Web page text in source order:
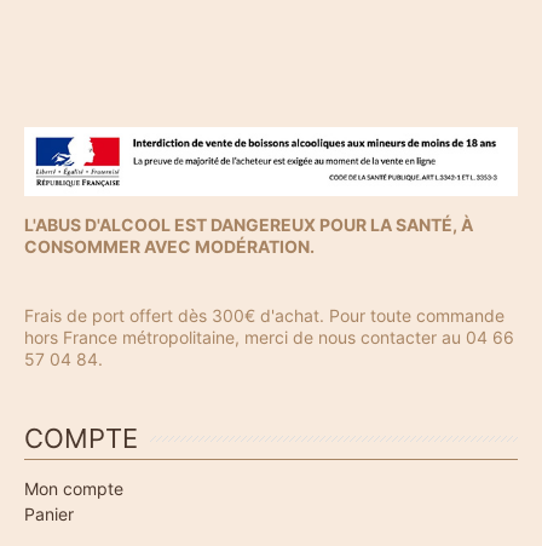
L'ABUS D'ALCOOL EST DANGEREUX POUR LA SANTÉ, À
CONSOMMER AVEC MODÉRATION.
Frais de port offert dès 300€ d'achat. Pour toute commande
hors France métropolitaine, merci de nous contacter au 04 66
57 04 84.
COMPTE
Mon compte
Panier